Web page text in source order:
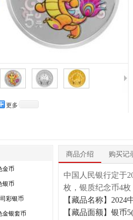
更多
金币
银币
彩银币
金银套币
商品介绍 购买记
中国人民银行定于
枚，银质纪念币4枚
【藏品名称】
【藏品面额】银币